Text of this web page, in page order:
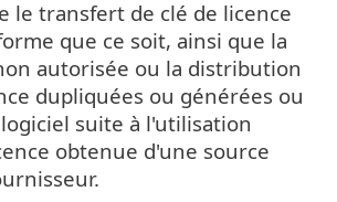
le transfert de clé de licence
que ce soit, ainsi que la
autorisée ou la distribution
dupliquées ou générées ou
suite à l'utilisation
obtenue d'une source